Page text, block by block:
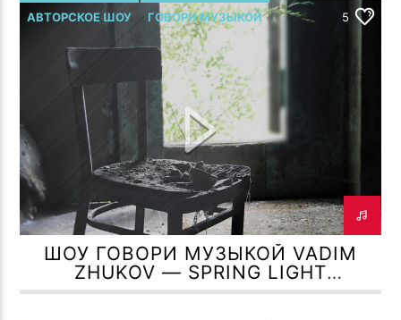
АВТОРСКОЕ ШОУ ГОВОРИ МУЗЫКОЙ 5
ШОУ ГОВОРИ МУЗЫКОЙ VADIM
ZHUKOV — SPRING LIGHT
ARCHITECTURE (ARMADA MUSIC)